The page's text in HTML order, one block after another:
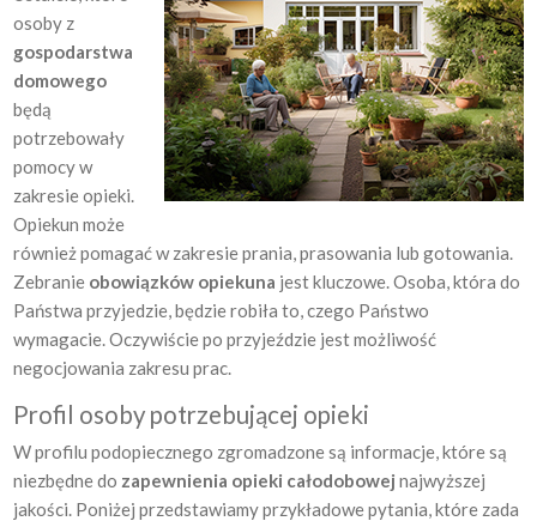
osoby z
gospodarstwa
domowego
będą
potrzebowały
pomocy w
zakresie opieki.
Opiekun może
również pomagać w zakresie prania, prasowania lub gotowania.
Zebranie obowiązków opiekuna jest kluczowe. Osoba, która do
Państwa przyjedzie, będzie robiła to, czego Państwo
wymagacie. Oczywiście po przyjeździe jest możliwość
negocjowania zakresu prac.
Profil osoby potrzebującej opieki
W profilu podopiecznego zgromadzone są informacje, które są
niezbędne do zapewnienia opieki całodobowej najwyższej
jakości. Poniżej przedstawiamy przykładowe pytania, które zada